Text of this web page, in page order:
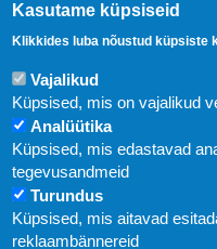
Kasutame küpsiseid
Klikkides luba nõustud küpsiste
Vajalikud
Küpsised, mis on vajalikud
Analüütika
Küpsised, mis edastavad
tegevusandmeid
Turundus
Küpsised, mis aitavad
reklaambännereid